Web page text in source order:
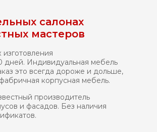
изготовления
дней. Индивидуальная мебель
это всегда дороже и дольше,
корпусная мебель.
салонах
мастеров
производитель
и фасадов. Без наличия